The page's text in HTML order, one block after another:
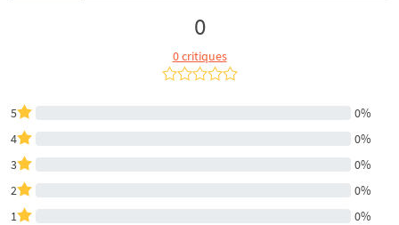
0
0 critiques
5
0%
4
0%
3
0%
2
0%
1
0%